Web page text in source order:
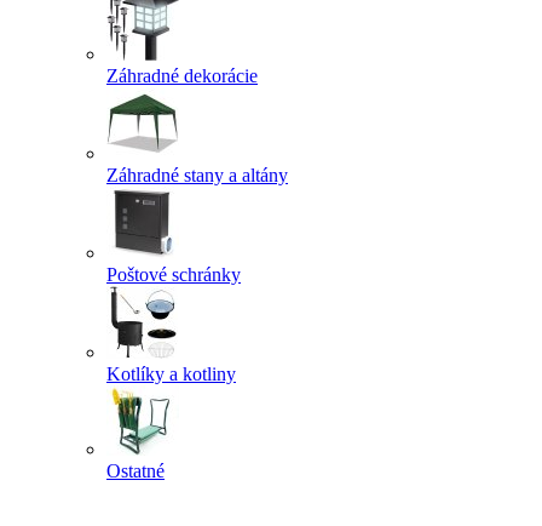
Záhradné dekorácie
Záhradné stany a altány
Poštové schránky
Kotlíky a kotliny
Ostatné